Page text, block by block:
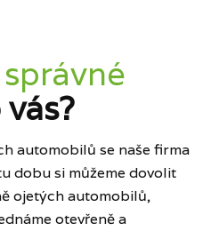
správné
automobilů se naše firma
dobu si můžeme dovolit
ojetých automobilů,
otevřeně a